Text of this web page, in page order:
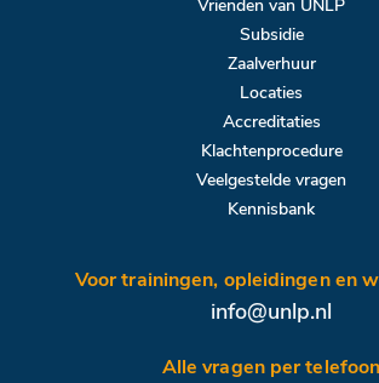
Vrienden van UNLP
Subsidie
Zaalverhuur
Locaties
Accreditaties
Klachtenprocedure
Veelgestelde vragen
Kennisbank
Voor trainingen, opleidingen en
info@unlp.nl
Alle vragen per telefoon